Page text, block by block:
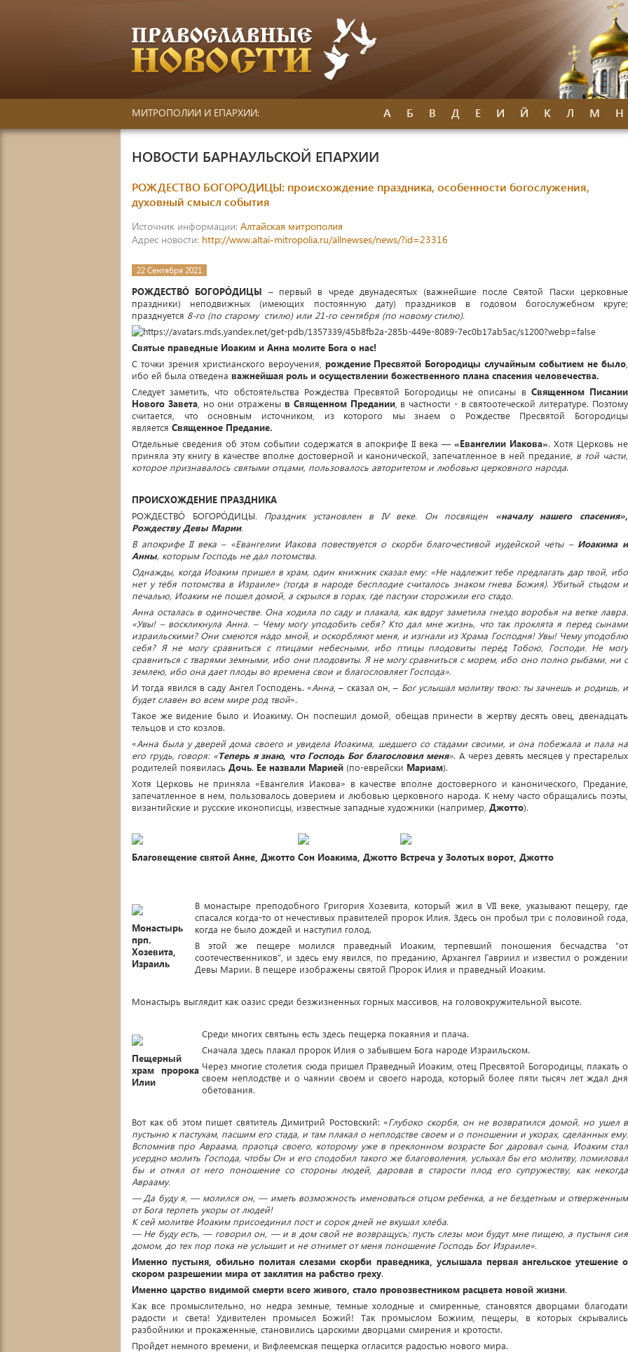
МИТРОПОЛИИ И ЕПАРХИИ: А Б В Д Е И Й К Л М Н
НОВОСТИ БАРНАУЛЬСКОЙ ЕПАРХИИ
РОЖДЕСТВО БОГОРОДИЦЫ: происхождение праздника, особенности богослужения,
духовный смысл события
Источник информации: Алтайская митрополия
Адрес новости: http://www.altai-mitropolia.ru/allnewses/news/?id=23316
22 Сентября 2021
РОЖДЕСТВÓ БОГОРÓДИЦЫ – первый в чреде двунадесятых (важнейшие после Святой Пасхи церковные
праздники) неподвижных (имеющих постоянную дату) праздников в годовом богослужебном круге;
празднуется 8-го (по старому стилю) или 21-го сентября (по новому стилю).
Святые праведные Иоаким и Анна молите Бога о нас!
С точки зрения христианского вероучения, рождение Пресвятой Богородицы случайным событием не было
ибо ей была отведена важнейшая роль и осуществлении божественного плана спасения человечества.
Следует заметить, что обстоятельства Рождества Пресвятой Богородицы не описаны в Священном Писании
Нового Завета, но они отражены в Священном Предании, в частности - в святоотеческой литературе. Поэтому
считается, что основным источником, из которого мы знаем о Рождестве Пресвятой Богородицы
является Священное Предание.
Отдельные сведения об этом событии содержатся в апокрифе II века — «Евангелии Иакова». Хотя Церковь не
приняла эту книгу в качестве вполне достоверной и канонической, запечатленное в ней предание, в той части,
которое признавалось святыми отцами, пользовалось авторитетом и любовью церковного народа.
ПРОИСХОЖДЕНИЕ ПРАЗДНИКА
РОЖДЕСТВÓ БОГОРÓДИЦЫ. Праздник установлен в IV веке. Он посвящен «началу нашего спасения»,
Рождеству Девы Марии.
В апокрифе II века – «Евангелии Иакова повествуется о скорби благочестивой иудейской четы – Иоакима и
Анны, которым Господь не дал потомства.
Однажды, когда Иоаким пришел в храм, один книжник сказал ему: «Не надлежит тебе предлагать дар твой, ибо
нет у тебя потомства в Израиле» (тогда в народе бесплодие считалось знаком гнева Божия). Убитый стыдом и
печалью, Иоаким не пошел домой, а скрылся в горах, где пастухи сторожили его стадо.
Анна осталась в одиночестве. Она ходила по саду и плакала, как вдруг заметила гнездо воробья на ветке лавра.
«Увы! – воскликнула Анна. – Чему могу уподобить себя? Кто дал мне жизнь, что так проклята я перед сынами
израильскими? Они смеются надо мной, и оскорбляют меня, и изгнали из Храма Господня! Увы! Чему уподоблю
себя? Я не могу сравниться с птицами небесными, ибо птицы плодовиты перед Тобою, Господи. Не могу
сравниться с тварями земными, ибо они плодовиты. Я не могу сравниться с морем, ибо оно полно рыбами, ни с
землею, ибо она дает плоды во времена свои и благословляет Господа».
И тогда явился в саду Ангел Господень. «Анна , – сказал он, – Бог услышал молитву твою: ты зачнешь и родишь, и
будет славен во всем мире род твой».
Такое же видение было и Иоакиму. Он поспешил домой, обещав принести в жертву десять овец, двенадцать
тельцов и сто козлов.
«Анна была у дверей дома своего и увидела Иоакима, шедшего со стадами своими, и она побежала и пала на
его грудь, говоря: «Теперь я знаю, что Господь Бог благословил меня». А через девять месяцев у престарелых
родителей появилась Дочь. Ее назвали Марией (по-еврейски Мариам).
Хотя Церковь не приняла «Евангелия Иакова» в качестве вполне достоверного и канонического, Предание,
запечатленное в нем, пользовалось доверием и любовью церковного народа. К нему часто обращались поэты,
византийские и русские иконописцы, известные западные художники (например, Джотто).
Благовещение святой Анне, Джотто Сон Иоакима, Джотто Встреча у Золотых ворот, Джотто
Монастырь
прп.
Хозевита,
Израиль
В монастыре преподобного Григория Хозевита, который жил в VII веке, указывают пещеру, где
спасался когда-то от нечестивых правителей пророк Илия. Здесь он пробыл три с половиной года,
когда не было дождей и наступил голод.
В этой же пещере молился праведный Иоаким, терпевший поношения бесчадства “от
соотечественников”, и здесь ему явился, по преданию, Архангел Гавриил и известил о рождении
Девы Марии. В пещере изображены святой Пророк Илия и праведный Иоаким.
Монастырь выглядит как оазис среди безжизненных горных массивов, на головокружительной высоте.
Пещерный
храм пророка
Илии
Среди многих святынь есть здесь пещерка покаяния и плача.
Сначала здесь плакал пророк Илия о забывшем Бога народе Израильском.
Через многие столетия сюда пришел Праведный Иоаким, отец Пресвятой Богородицы, плакать о
своем неплодстве и о чаянии своем и своего народа, который более пяти тысяч лет ждал дня
обетования.
Вот как об этом пишет святитель Димитрий Ростовский: «Глубоко скорбя, он не возвратился домой, но ушел в
пустыню к пастухам, пасшим его стада, и там плакал о неплодстве своем и о поношении и укорах, сделанных ему.
Вспомнив про Авраама, праотца своего, которому уже в преклонном возрасте Бог даровал сына, Иоаким стал
усердно молить Господа, чтобы Он и его сподобил такого же благоволения, услыхал бы его молитву, помиловал
бы и отнял от него поношение со стороны людей, даровав в старости плод его супружеству, как некогда
Аврааму.
— Да буду я, — молился он, — иметь возможность именоваться отцом ребенка, а не бездетным и отверженным
от Бога терпеть укоры от людей!
К сей молитве Иоаким присоединил пост и сорок дней не вкушал хлеба.
— Не буду есть, — говорил он, — и в дом свой не возвращусь; пусть слезы мои будут мне пищею, а пустыня сия
домом, до тех пор пока не услышит и не отнимет от меня поношение Господь Бог Израиле».
Именно пустыня, обильно политая слезами скорби праведника, услышала первая ангельское утешение о
скором разрешении мира от заклятия на рабство греху.
Именно царство видимой смерти всего живого, стало провозвестником расцвета новой жизни.
Как все промыслительно, но недра земные, темные холодные и смиренные, становятся дворцами благодати
радости и света! Удивителен промысел Божий! Так промыслом Божиим, пещеры, в которых скрывались
разбойники и прокаженные, становились царскими дворцами смирения и кротости.
Пройдет немного времени, и Вифлеемская пещерка огласится радостью нового мира.